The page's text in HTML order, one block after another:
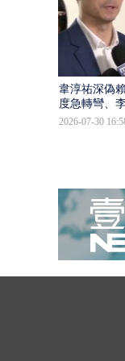
韋淳祐深偽
度急轉彎、
2026-07-30